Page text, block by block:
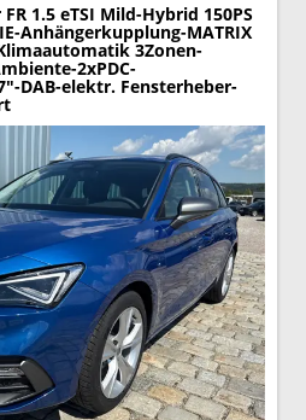
FR 1.5 eTSI Mild-Hybrid 150PS
Anhängerkupplung-MATRIX
Klimaautomatik 3Zonen-
2xPDC-
DAB-elektr. Fensterheber-